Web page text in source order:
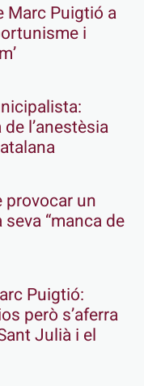
Marc Puigtió a
i
l’anestèsia
provocar un
“manca de
Puigtió:
però s’aferra
Julià i el